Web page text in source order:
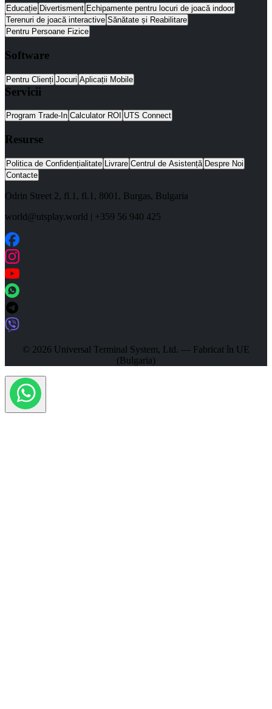
Educație Divertisment Echipamente pentru locuri de joacă indoor
Terenuri de joacă interactive Sănătate și Reabilitare
Pentru Persoane Fizice
Software
Pentru Clienți Jocuri Aplicații Mobile
Servicii
Program Trade-In Calculator ROI UTS Connect
Resurse
Politica de Confidențialitate Livrare Centrul de Asistență Despre Noi
Contacte
Odrin Street 2, fl.1 , fl.1, 8001 , Burgas, Bulgaria
world@utsplay.world | +359 56 940 425
© 2026 Universal Terminal System, Ltd. — Fabricat în UE
(Bulgaria)